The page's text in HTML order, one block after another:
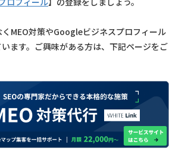
MEO対策やGoogleビジネスプロフィール
ます。ご興味がある方は、下記ページをご